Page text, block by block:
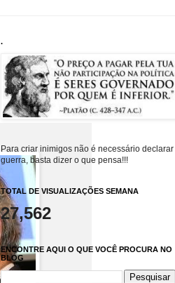
.
Para criar inimigos não é necessário declarar
guerra, basta dizer o que pensa!!!
TOTAL DE VISUALIZAÇÕES SEMANA
27,562
ENCONTRE AQUI O QUE VOCÊ PROCURA NO
BLOG